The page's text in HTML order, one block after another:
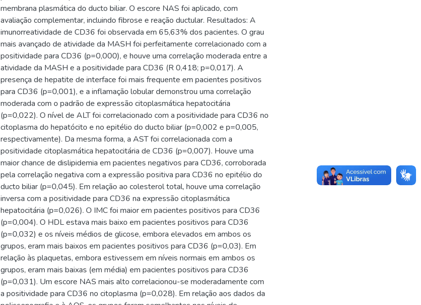
membrana plasmática do ducto biliar. O escore NAS foi aplicado, com
avaliação complementar, incluindo fibrose e reação ductular. Resultados: A
imunorreatividade de CD36 foi observada em 65,63% dos pacientes. O grau
mais avançado de atividade da MASH foi perfeitamente correlacionado com a
positividade para CD36 (p=0,000), e houve uma correlação moderada entre a
atividade da MASH e a positividade para CD36 (R 0,418; p=0,017). A
presença de hepatite de interface foi mais frequente em pacientes positivos
para CD36 (p=0,001), e a inflamação lobular demonstrou uma correlação
moderada com o padrão de expressão citoplasmática hepatocitária
(p=0,022). O nível de ALT foi correlacionado com a positividade para CD36 no
citoplasma do hepatócito e no epitélio do ducto biliar (p=0,002 e p=0,005,
respectivamente). Da mesma forma, a AST foi correlacionada com a
positividade citoplasmática hepatocitária de CD36 (p=0,007). Houve uma
maior chance de dislipidemia em pacientes negativos para CD36, corroborada
pela correlação negativa com a expressão positiva para CD36 no epitélio do
ducto biliar (p=0,045). Em relação ao colesterol total, houve uma correlação
inversa com a positividade para CD36 na expressão citoplasmática
hepatocitária (p=0,026). O IMC foi maior em pacientes positivos para CD36
(p=0,004). O HDL estava mais baixo em pacientes positivos para CD36
(p=0,032) e os níveis médios de glicose, embora elevados em ambos os
grupos, eram mais baixos em pacientes positivos para CD36 (p=0,03). Em
relação às plaquetas, embora estivessem em níveis normais em ambos os
grupos, eram mais baixas (em média) em pacientes positivos para CD36
(p=0,031). Um escore NAS mais alto correlacionou-se moderadamente com
a positividade para CD36 no citoplasma (p=0,028). Em relação aos dados da